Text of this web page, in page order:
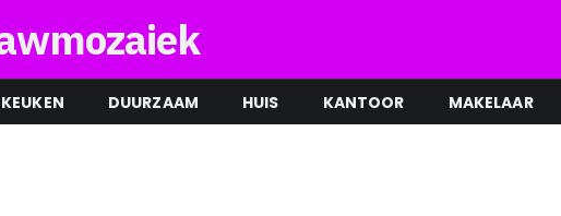
KEUKEN DUURZAAM HUIS KANTOOR MAKELAAR